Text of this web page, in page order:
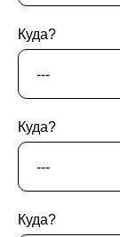
Куда?
Куда?
Куда?